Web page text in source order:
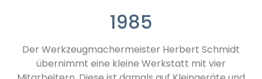
1985
Der Werkzeugmachermeister Herbert Schmidt
übernimmt eine kleine Werkstatt mit vier